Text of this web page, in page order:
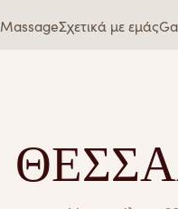
MassageΣχετικά με εμάς